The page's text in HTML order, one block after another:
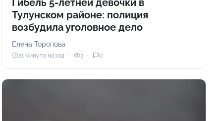
Гибель 5-летней девочки в
Тулунском районе: полиция
возбудила уголовное дело
Елена Торопова
21 минута назад 3 0